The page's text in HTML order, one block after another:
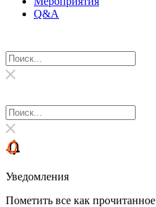
Q&A
Уведомления
Пометить все как прочитанное